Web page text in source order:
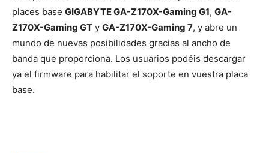
places base GIGABYTE GA-Z170X-Gaming G1, GA-
Z170X-Gaming GT y GA-Z170X-Gaming 7, y abre un
mundo de nuevas posibilidades gracias al ancho de
banda que proporciona. Los usuarios podéis descargar
ya el firmware para habilitar el soporte en vuestra placa
base.